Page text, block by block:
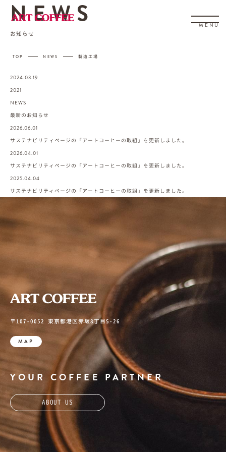
MENU
NEWS
お知らせ
TOP -
NEWS -
製造工場
2024.03.19
2021
NEWS
最新のお知らせ
2026.06.01
サステナビリティページの「アートコーヒーの取組」を更新しました。
2026.04.01
サステナビリティページの「アートコーヒーの取組」を更新しました。
2025.04.04
サステナビリティページの「アートコーヒーの取組」を更新しました。
〒107-0052 東京都港区赤坂8丁目5-26
MAP
YOUR COFFEE PARTNER
ABOUT US